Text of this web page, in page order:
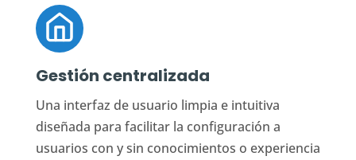
Gestión centralizada
Una interfaz de usuario limpia e intuitiva
diseñada para facilitar la configuración a
usuarios con y sin conocimientos o experiencia